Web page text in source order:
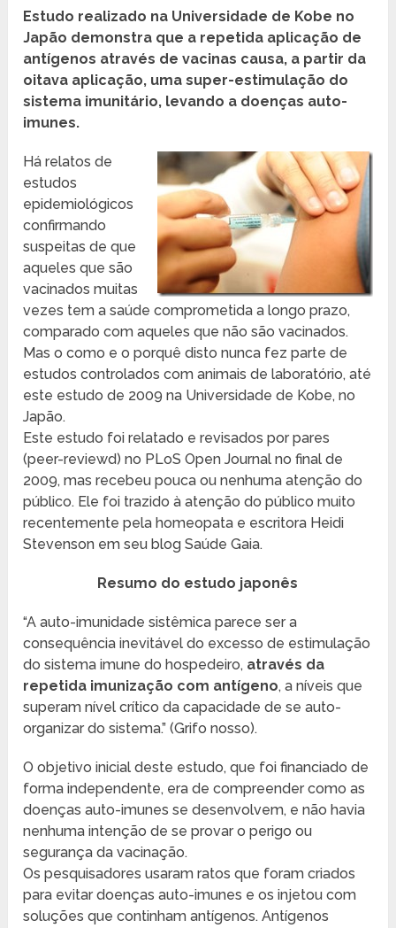
Estudo realizado na Universidade de Kobe no
Japão demonstra que a repetida aplicação de
antígenos através de vacinas causa, a partir da
oitava aplicação, uma super-estimulação do
sistema imunitário, levando a doenças auto-
imunes.
Há relatos de
estudos
epidemiológicos
confirmando
suspeitas de que
aqueles que são
vacinados muitas
vezes tem a saúde comprometida a longo prazo,
comparado com aqueles que não são vacinados.
Mas o como e o porquê disto nunca fez parte de
estudos controlados com animais de laboratório, até
este estudo de 2009 na Universidade de Kobe, no
Japão.
Este estudo foi relatado e revisados ​​por pares
(peer-reviewd) no PLoS Open Journal no final de
2009, mas recebeu pouca ou nenhuma atenção do
público. Ele foi trazido à atenção do público muito
recentemente pela homeopata e escritora Heidi
Stevenson em seu blog Saúde Gaia.
Resumo do estudo japonês
“A auto-imunidade sistêmica parece ser a
consequência inevitável do excesso de estimulação
do sistema imune do hospedeiro, através da
repetida imunização com antígeno, a níveis que
superam nível crítico da capacidade de se auto-
organizar do sistema.” (Grifo nosso).
O objetivo inicial deste estudo, que foi financiado de
forma independente, era de compreender como as
doenças auto-imunes se desenvolvem, e não havia
nenhuma intenção de se provar o perigo ou
segurança da vacinação.
Os pesquisadores usaram ratos que foram criados
para evitar doenças auto-imunes e os injetou com
soluções que continham antígenos. Antígenos